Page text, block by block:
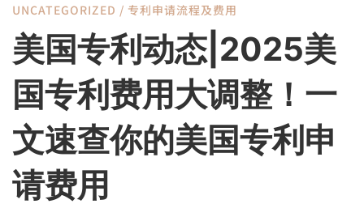
美
国
专
利
UNCATEGORIZED / 专利申请流程及费用
美国专利动态|2025美
国专利费用大调整！一
文速查你的美国专利申
请费用